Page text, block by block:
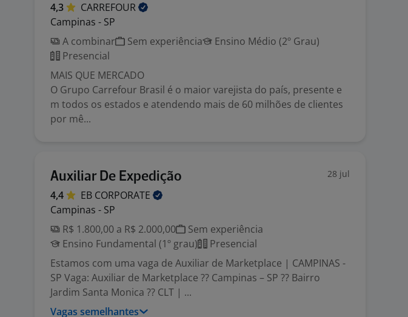
4,3
CARREFOUR
Campinas - SP
A combinar
Sem experiência
Ensino Médio (2º Grau)
Presencial
MAIS QUE MERCADO
O Grupo Carrefour Brasil é o maior varejista do país, presente e
m todos os estados e atendendo mais de 60 milhões de clientes
por mê...
Auxiliar De Expedição 28 jul
4,4 EB CORPORATE
Campinas - SP
R$ 1.800,00 a R$ 2.000,00
Sem experiência
Ensino Fundamental (1º grau)
Presencial
Estamos com uma vaga de Auxiliar de Marketplace | CAMPINAS -
SP Vaga: Auxiliar de Marketplace ?? Campinas – SP ?? Bairro
Jardim Santa Monica ?? CLT | ...
Vagas semelhantes